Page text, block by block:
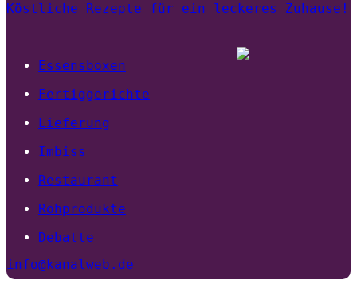
Köstliche Rezepte für ein leckeres Zuhause!
Essensboxen
Fertiggerichte
Lieferung
Imbiss
Restaurant
Rohprodukte
Debatte
info@kanalweb.de